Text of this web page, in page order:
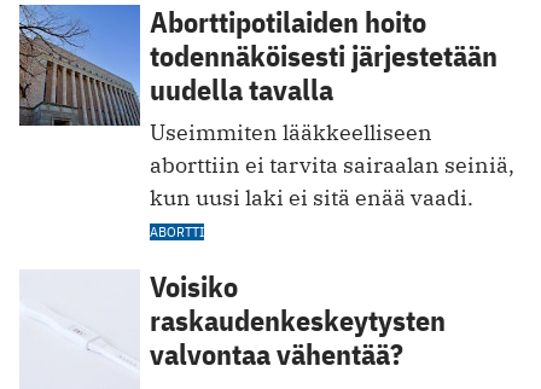
Aborttipotilaiden hoito
todennäköisesti järjestetään
uudella tavalla
Useimmiten lääkkeelliseen
aborttiin ei tarvita sairaalan seiniä,
kun uusi laki ei sitä enää vaadi.
ABORTTI
Voisiko
raskaudenkeskeytysten
valvontaa vähentää?